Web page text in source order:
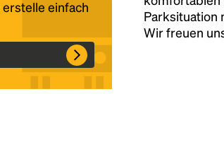
erstelle einfach
Parksituation
Wir freuen
Lorem Ipsum is simply
printing and typesetting